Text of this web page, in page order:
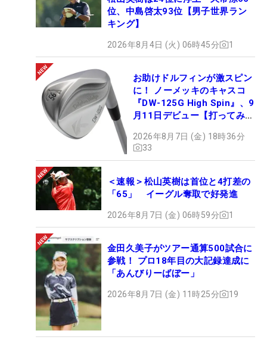
位、中島啓太93位【男子世界ラン
キング】
2026年8月4日 (火) 06時45分 1
お助けドルフィンが激スピン
に！ ノーメッキのキャスコ
『DW-125G High Spin』、9
月11日デビュー【打ってみ
2026年8月7日 (金) 18時36分
33
＜速報＞松山英樹は首位と4打差の
「65」 イーグル奪取で好発進
2026年8月7日 (金) 06時59分 1
金田久美子がツアー通算500試合に
参戦！ プロ18年目の大記録達成に
「あんびりーばぼー」
2026年8月7日 (金) 11時25分 19